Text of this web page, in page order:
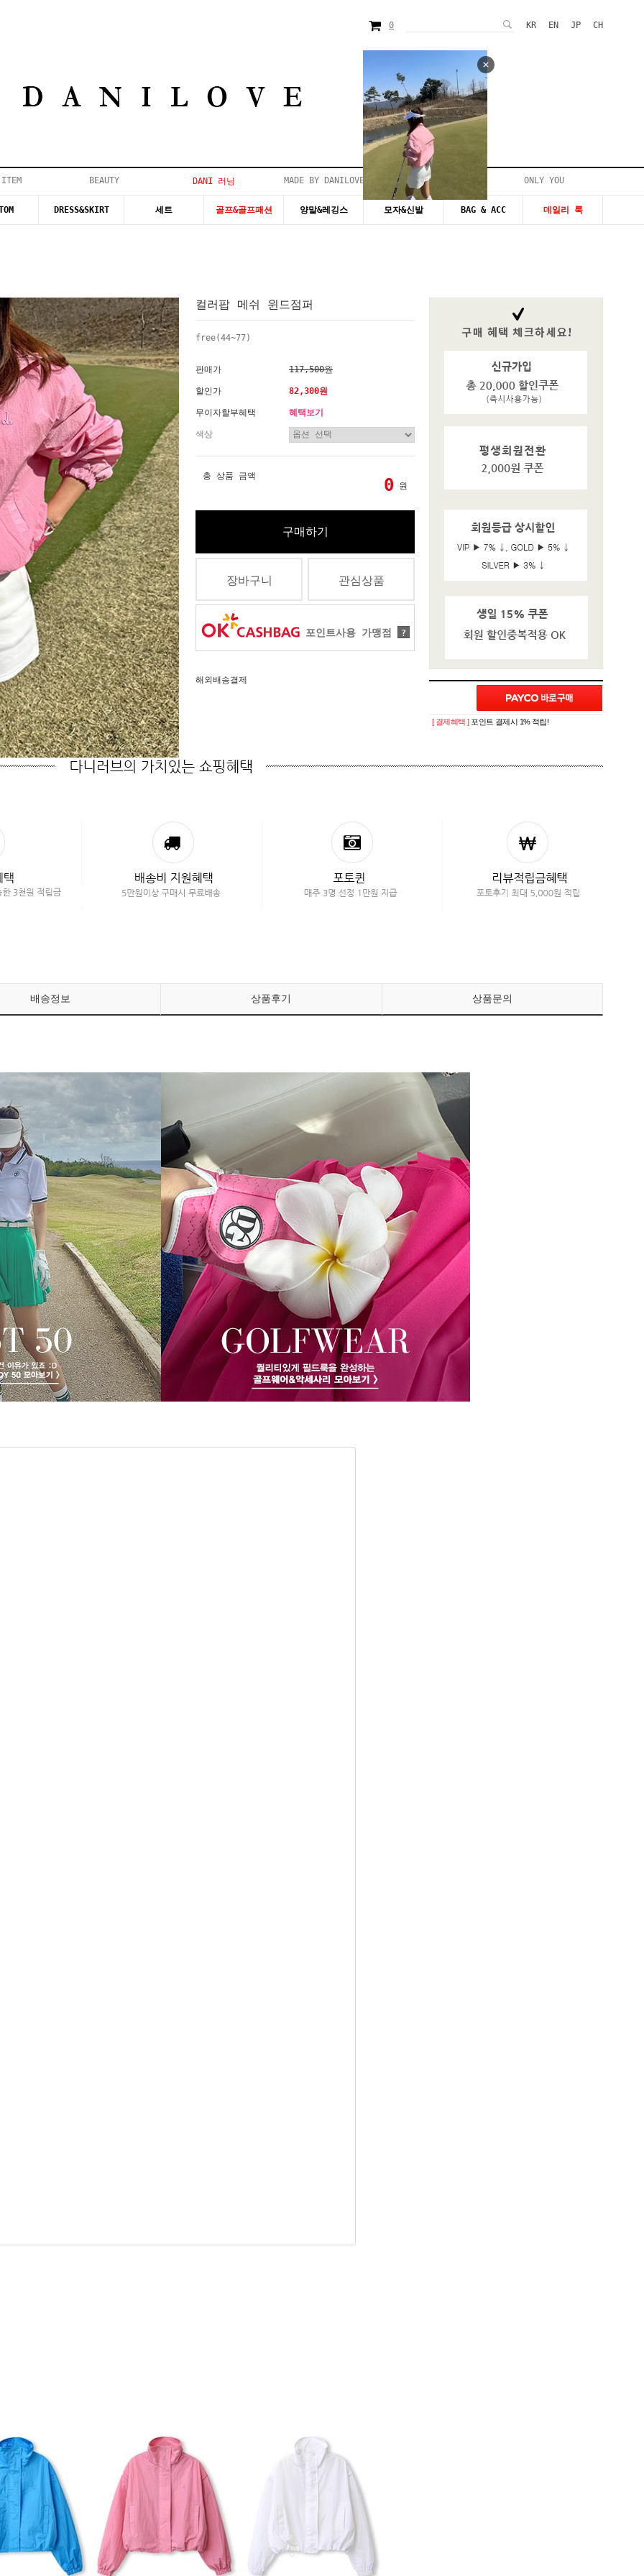
0 KR EN JP CH
BEAUTY DANI 러닝 MADE BY DANILOVE 시즌20~50%세일 ONLY YOU
DRESS&SKIRT 세트 골프&골프패션 양말&레깅스 모자&신발 BAG & ACC 데일리 룩
컬러팝 메쉬 윈드점퍼
free(44~77)
판매가 117,500원
할인가 82,300원
무이자할부혜택 혜택보기
색상
총 상품 금액 0 원
구매하기
장바구니 관심상품
포인트사용 가맹점 ?
해외배송결제
[ 결제혜택 ] 포인트 결제시 1% 적립!
배송정보 상품후기 상품문의